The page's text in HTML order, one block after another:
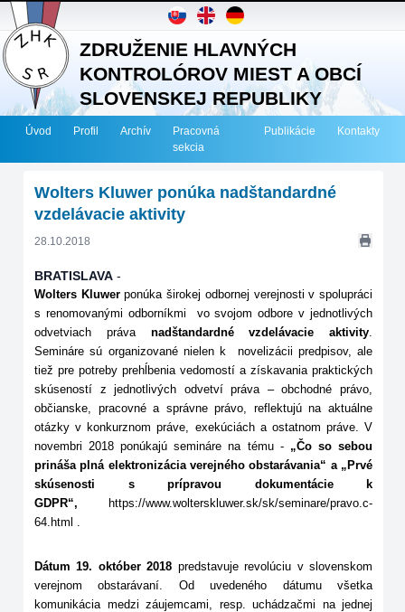
ZDRUŽENIE HLAVNÝCH
KONTROLÓROV MIEST A OBCÍ
SLOVENSKEJ REPUBLIKY
Úvod Profil Archív
Pracovná
sekcia
Publikácie Kontakty
Wolters Kluwer ponúka nadštandardné
vzdelávacie aktivity
28.10.2018
BRATISLAVA -
Wolters Kluwerponúka širokej odbornej verejnosti v spolupráci
s renomovanými odborníkmi vo svojom odbore v jednotlivých
odvetviach práva nadštandardné vzdelávacie aktivity.
Semináre sú organizované nielen k novelizácii predpisov, ale
tiež pre potreby prehĺbenia vedomostí a získavania praktických
skúseností z jednotlivých odvetví práva – obchodné právo,
občianske, pracovné a správne právo, reflektujú na aktuálne
otázky v konkurznom práve, exekúciách a ostatnom práve. V
novembri 2018 ponúkajú semináre na tému - „Čo so sebou
prináša plná elektronizácia verejného obstarávania“ a „Prvé
skúsenosti s prípravou dokumentácie k
GDPR“,
https://www.wolterskluwer.sk/sk/seminare/pravo.c-
64.html .
Dátum 19. október 2018 predstavuje revolúciu v slovenskom
verejnom obstarávaní. Od uvedeného dátumu všetka
komunikácia medzi záujemcami, resp. uchádzačmi na jednej